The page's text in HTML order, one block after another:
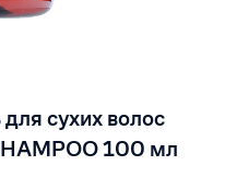
сухих волос
100 мл